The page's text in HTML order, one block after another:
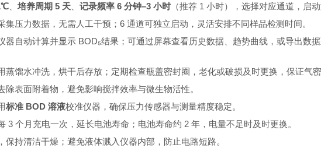
培养周期 5 天 记录频率 6 分钟–3 小时（推荐 1 小时），选择对应通道，启动
集压力数据，无需人工干预；6 通道可独立启动，灵活安排不同样品检测时间。
器自动计算并显示 BOD₅结果；可通过屏幕查看历史数据、趋势曲线，或导出数
蒸馏水冲洗，烘干后存放；定期检查瓶盖密封圈，老化或破损及时更换，保证气密
除表面附着物，避免影响搅拌效率与微生物活性。
标准 BOD 溶液校准仪器，确保压力传感器与测量精度稳定。
3 个月充电一次，延长电池寿命；电池寿命约 2 年，电量不足时及时更换。
持清洁干燥；避免液体溅入仪器内部，防止电路短路。